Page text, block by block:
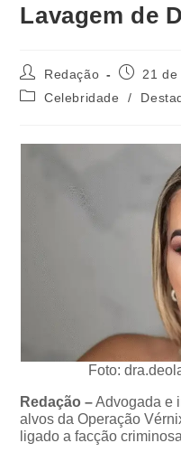
Lavagem de
Redação
21 de
Celebridade
/
Foto:
Redação –Advogada e
alvos da Operação
ligado a facção